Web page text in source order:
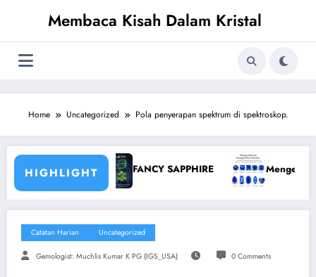
Membaca Kisah Dalam Kristal
Home Uncategorized Pola penyerapan spektrum di spektroskop.
HIGHLIGHTFANCY SAPPHIRE Mengenal Bentuk
Catatan Harian Uncategorized
Gemologist: Muchlis Kumar K PG (IGS_USA) 0 Comments